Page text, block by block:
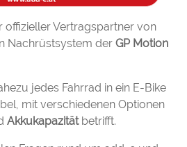
offizieller Vertragspartner von
Nachrüstsystem der GP Motion
jedes Fahrrad in ein E-Bike
mit verschiedenen Optionen
Akkukapazität betrifft.